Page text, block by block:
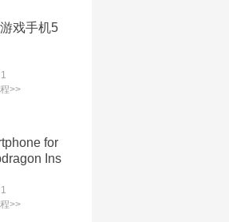
戏手机5
>>
for
Ins
>>